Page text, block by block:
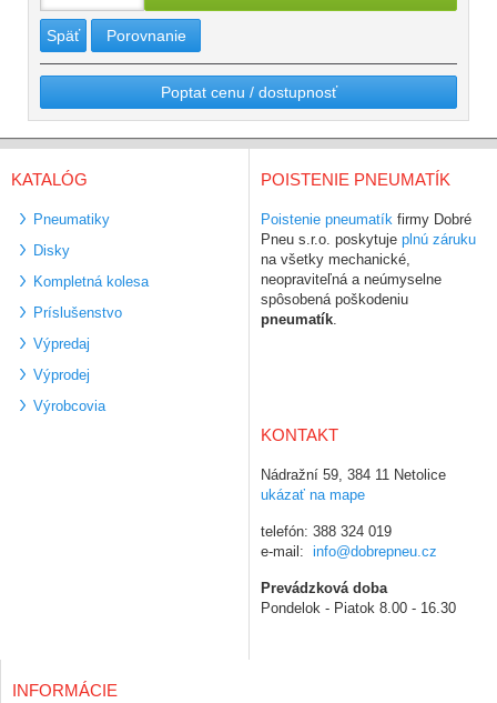
Späť Porovnanie
Poptat cenu / dostupnosť
KATALÓG
Pneumatiky
Disky
Kompletná kolesa
Príslušenstvo
Výpredaj
Výprodej
Výrobcovia
POISTENIE PNEUMATÍK
Poistenie pneumatík firmy Dobré
Pneu s.r.o. poskytuje plnú záruku
na všetky mechanické,
neopraviteľná a neúmyselne
spôsobená poškodeniu
pneumatík
KONTAKT
Nádražní 59, 384 11 Netolice
ukázať na mape
telefón: 388 324 019
e-mail: info@dobrepneu.cz
Prevádzková doba
Pondelok - Piatok 8.00 - 16.30
INFORMÁCIE